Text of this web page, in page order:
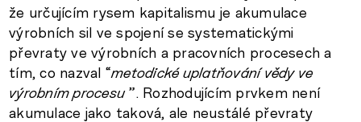
že určujícím rysem kapitalismu je akumulace
výrobních sil ve spojení se systematickými
převraty ve výrobních a pracovních procesech a
tím, co nazval “metodické uplatňování vědy ve
výrobním procesu”. Rozhodujícím prvkem není
akumulace jako taková, ale neustálé převraty